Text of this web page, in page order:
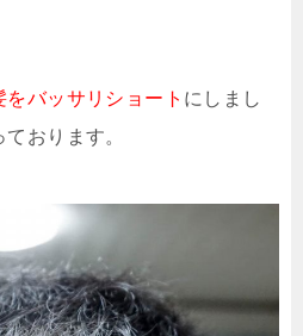
をバッサリショート にしまし
おります。